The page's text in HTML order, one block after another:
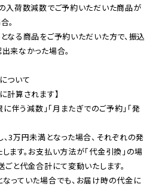
入荷数減数でご予約いただいた商品が
。
なる商品をご予約いただいた方で、振込
来なかった場合。
ついて
計算されます】
に伴う減数」「月またぎでのご予約」「発
3万円未満となった場合、それぞれの発
ます。お支払い方法が「代金引換」の場
っていた場合でも、お届け時の代金に